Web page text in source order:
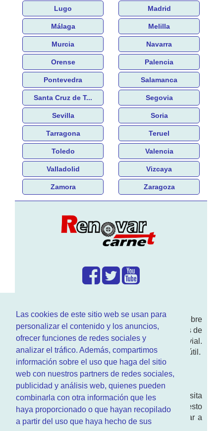
Las cookies de este sitio web se usan para
personalizar el contenido y los anuncios,
ofrecer funciones de redes sociales y
analizar el tráfico. Además, compartimos
información sobre el uso que haga del sitio
web con nuestros partners de redes sociales,
publicidad y análisis web, quienes pueden
combinarla con otra información que les
haya proporcionado o que hayan recopilado
a partir del uso que haya hecho de sus
Lugo Madrid
Málaga Melilla
Murcia Navarra
Orense Palencia
Pontevedra Salamanca
Santa Cruz de T... Segovia
Sevilla Soria
Tarragona Teruel
Toledo Valencia
Valladolid Vizcaya
Zamora Zaragoza
Enwww.RenovarCarnet.com Te contamos sobre
larenovación del permisode conducir, noticias de
actualidad motor y sobre todo seguridad vial.
Ademas tenemos todo tipo de información DGT útil.
¿Quienes somos?
Quieres saber quien mantiene la pagina, visita
nuestrasección de contacto. Aquí tienes nuesto
aviso legal. Basicamente no queremos engañar a